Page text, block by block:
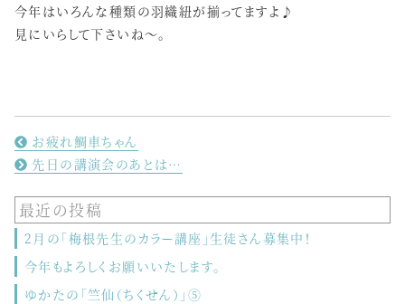
今年はいろんな種類の羽織紐が揃ってますよ♪
見にいらして下さいね〜。
お疲れ鯛車ちゃん
先日の講演会のあとは…
最近の投稿
2月の「梅根先生のカラー講座」生徒さん募集中！
今年もよろしくお願いいたします。
ゆかたの「竺仙（ちくせん）」⑤